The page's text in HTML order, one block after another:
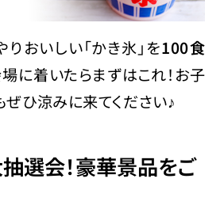
おいしい「かき氷」を100食
に着いたらまずはこれ！お子
ひ涼みに来てください♪
選会！豪華景品をご